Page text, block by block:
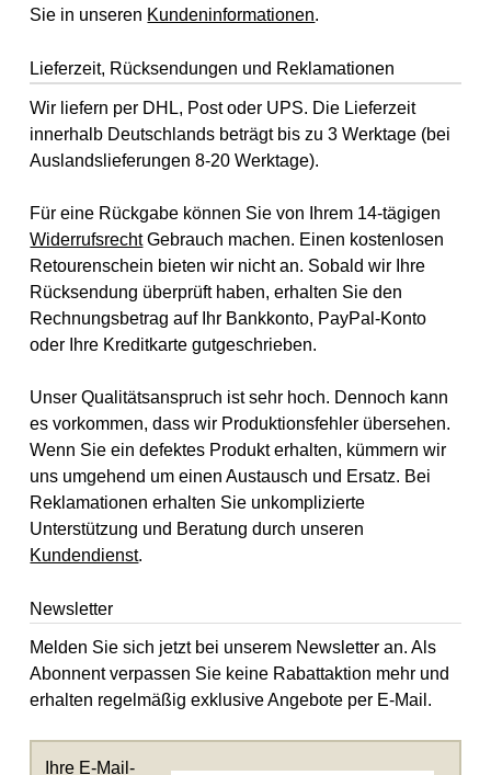
Sie in unseren Kundeninformationen.
Lieferzeit, Rücksendungen und Reklamationen
Wir liefern per DHL, Post oder UPS. Die Lieferzeit
innerhalb Deutschlands beträgt bis zu 3 Werktage (bei
Auslandslieferungen 8-20 Werktage).
Für eine Rückgabe können Sie von Ihrem 14-tägigen
WiderrufsrechtGebrauch machen. Einen kostenlosen
Retourenschein bieten wir nicht an. Sobald wir Ihre
Rücksendung überprüft haben, erhalten Sie den
Rechnungsbetrag auf Ihr Bankkonto, PayPal-Konto
oder Ihre Kreditkarte gutgeschrieben.
Unser Qualitätsanspruch ist sehr hoch. Dennoch kann
es vorkommen, dass wir Produktionsfehler übersehen.
Wenn Sie ein defektes Produkt erhalten, kümmern wir
uns umgehend um einen Austausch und Ersatz. Bei
Reklamationen erhalten Sie unkomplizierte
Unterstützung und Beratung durch unseren
Kundendienst.
Newsletter
Melden Sie sich jetzt bei unserem Newsletter an. Als
Abonnent verpassen Sie keine Rabattaktion mehr und
erhalten regelmäßig exklusive Angebote per E-Mail.
Ihre E-Mail-